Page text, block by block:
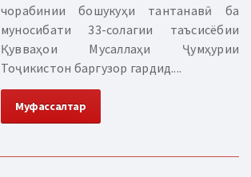
чорабинии бошукуҳи тантанавӣ ба
муносибати 33-солагии таъсисёбии
Қувваҳои Мусаллаҳи Ҷумҳурии
Тоҷикистон баргузор гардид....
Муфассалтар